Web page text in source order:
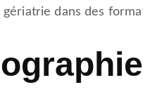
gériatrie dans des